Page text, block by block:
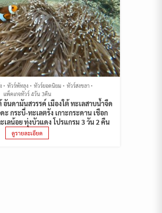
ทัวร์พัทลุง ทัวร์ยอดนิยม
ทัวร์สงขลา
แพ็คเกจทัวร์ 4วัน 3คืน
อันดามันสวรรค์ เมืองใต้ ทะเลสาบน้ำจืด
ะ กระบี่-ทะเลตรัง เกาะกระดาน เชือก
เลน้อย ทุ่งบัวแดง โปรแกรม 3 วัน 2 คืน
ดูรายละเอียด